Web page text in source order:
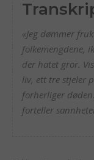
«Jeg dømmer
folkemengdene,
der hatet gror.
liv, ett tre stjeler
forherliger
forteller